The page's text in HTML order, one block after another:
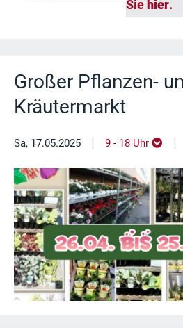
Sie hier.
Großer Pflanzen-
Kräutermarkt
Sa, 17.05.2025 | 9 - 18 Uhr |